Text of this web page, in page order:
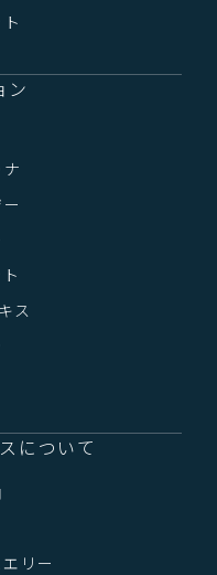
ン
ス
について
リー